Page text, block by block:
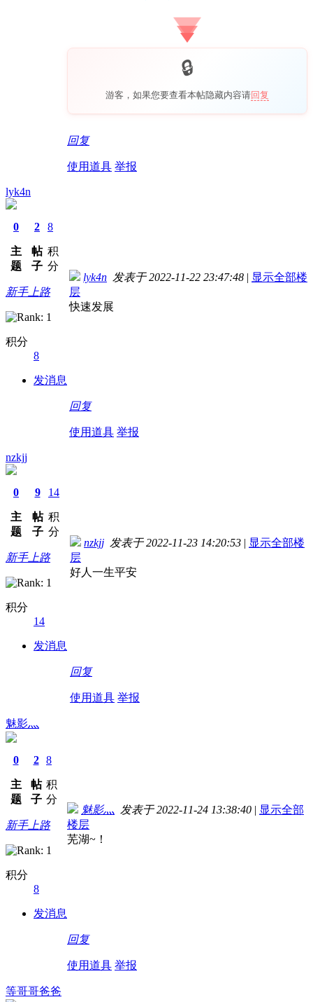
游客，如果您要查看本帖隐藏内容请回复
回复
使用道具 举报
lyk4n
0
主
题
2
帖
子
8
积
分
新手上路
积分
8
发消息
lyk4n 发表于 2022-11-22 23:47:48 | 显示全部楼
层
快速发展
回复
使用道具 举报
nzkjj
0
主
题
9
帖
子
14
积
分
新手上路
积分
14
发消息
nzkjj 发表于 2022-11-23 14:20:53 | 显示全部楼
层
好人一生平安
回复
使用道具 举报
魅影灬
0
主
题
2
帖
子
8
积
分
新手上路
积分
8
发消息
魅影灬 发表于 2022-11-24 13:38:40 | 显示全部
楼层
芜湖~！
回复
使用道具 举报
等哥哥爸爸